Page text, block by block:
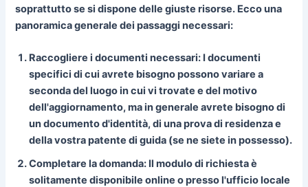
soprattutto se si dispone delle giuste risorse. Ecco una
panoramica generale dei passaggi necessari:
Raccogliere i documenti necessari: I documenti
specifici di cui avrete bisogno possono variare a
seconda del luogo in cui vi trovate e del motivo
dell'aggiornamento, ma in generale avrete bisogno di
un documento d'identità, di una prova di residenza e
della vostra patente di guida (se ne siete in possesso).
Completare la domanda: Il modulo di richiesta è
solitamente disponibile online o presso l'ufficio locale